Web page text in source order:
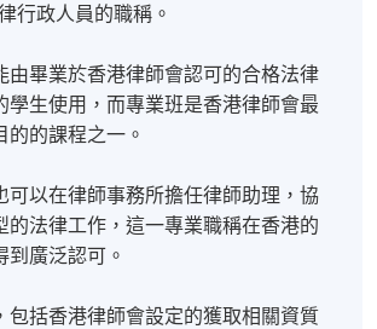
行政人員的職稱。
由畢業於香港律師會認可的合格法律
學生使用，而專業班是香港律師會最
的的課程之一。
可以在律師事務所擔任律師助理，協
的法律工作，這一專業職稱在香港的
到廣泛認可。
包括香港律師會設定的獲取相關資質